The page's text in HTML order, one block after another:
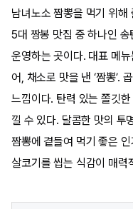
남녀노소 짬뽕을 먹기 위해
5대 짱봉 맛집 중 하나인 송
운영하는 곳이다. 대표 메
어, 채소로 맛을 낸 ‘짬뽕’.
느낌이다. 탄력 있는 쫄깃
낄 수 있다. 달콤한 맛의 투
짬뽕에 곁들여 먹기 좋은
살코기를 씹는 식감이 매력